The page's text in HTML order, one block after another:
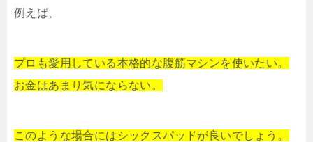
例えば、
プロも愛用している本格的な腹筋マシンを使いたい。
お金はあまり気にならない。
このような場合にはシックスパッドが良いでしょう。